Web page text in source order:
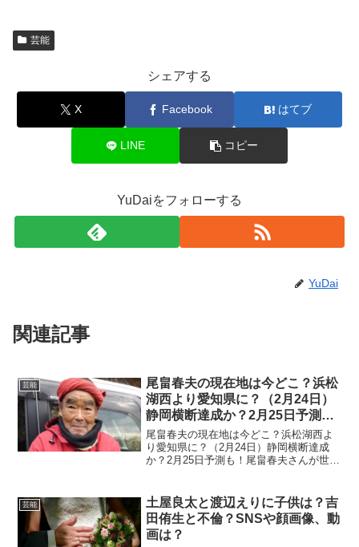
芸能
シェアする
X Facebook はてブ
LINE コピー
YuDaiをフォローする
YuDai
関連記事
芸能
尾畠春夫の現在地は今どこ？浜松
湖西より愛知県に？（2月24日）
静岡横断達成か？2月25日予測
も！
尾畠春夫の現在地は今どこ？浜松湖西よ
り愛知県に？（2月24日）静岡横断達成
か？2月25日予測も！尾畠春夫さんが世界
1000キロ以上と過酷な旅なのは間違いあ
りません。こち...
芸能
土屋良太と渡辺えりに子供は？吉
田侑生と不倫？SNSや顔画像、動
画は？